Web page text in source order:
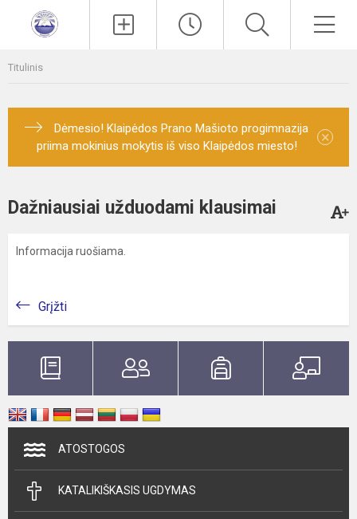
Titulinis
Dėmesio! Klaipėdos Prano Mašioto progimnazija
priima mokinius mokytis iš viso Klaipėdos miesto!
×
Dažniausiai užduodami klausimai
Informacija ruošiama.
Grįžti
ATOSTOGOS
KATALIKIŠKASIS UGDYMAS